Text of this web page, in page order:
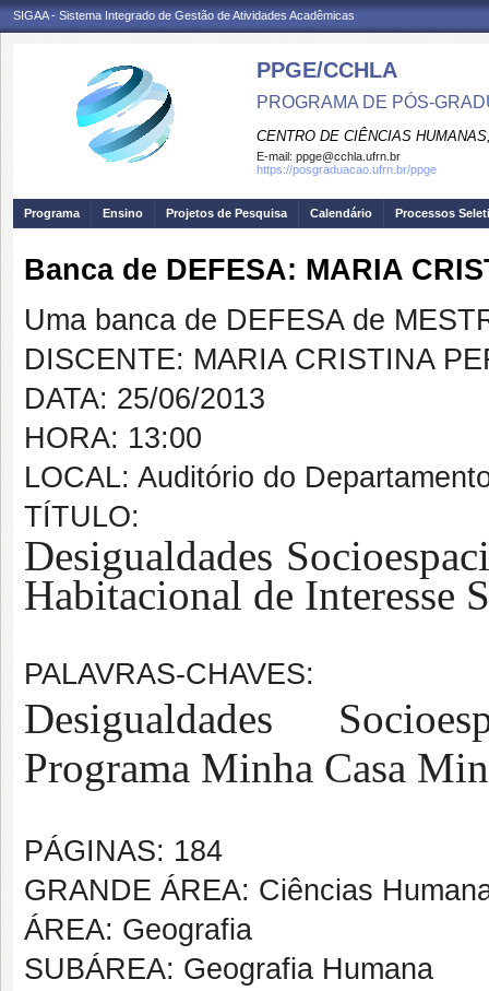
SIGAA - Sistema Integrado de Gestão de Atividades Acadêmicas
PPGE/CCHLA
PROGRAMA DE PÓS-
CENTRO DE CIÊNCIAS
E-mail: ppge@cchla.ufrn.br
https://posgraduacao.ufrn.br/ppge
Programa Ensino Projetos de Pesquisa Calendário Processos
Banca de DEFESA: MARIA
Uma banca de DEFESA de
DISCENTE: MARIA CRISTINA
DATA: 25/06/2013
HORA: 13:00
LOCAL: Auditório do
TÍTULO:
Desigualdades
Habitacional de Interesse
PALAVRAS-CHAVES:
Desigualdades
Programa Minha Casa
PÁGINAS: 184
GRANDE ÁREA: Ciências
ÁREA: Geografia
SUBÁREA: Geografia Humana